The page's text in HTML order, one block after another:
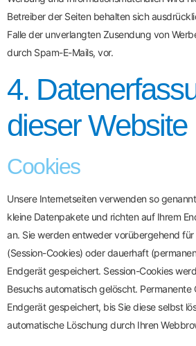
Betreiber der Seiten behalten sich
Falle der unverlangten Zusendung von
durch Spam-E-Mails, vor.
4.
dieser Website
Cookies
Unsere Internetseiten verwenden so
kleine Datenpakete und richten auf Ihrem
an. Sie werden entweder vorübergehend
(Session-Cookies) oder dauerhaft
Endgerät gespeichert. Session-Cookies
Besuchs automatisch gelöscht. Permanente
Endgerät gespeichert, bis Sie diese selbst
automatische Löschung durch Ihren